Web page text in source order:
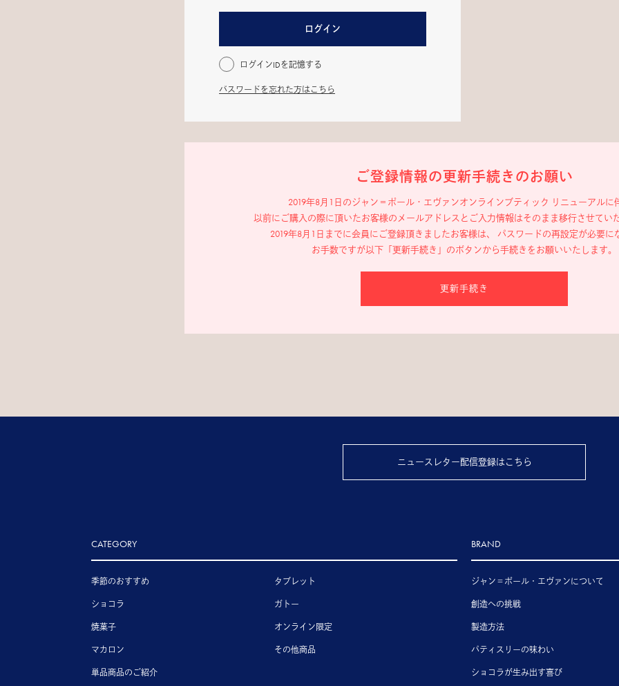
ログイン
ログインIDを記憶する
パスワードを忘れた方はこちら
ご登録情報の更新手続きのお願い
2019年8月1日のジャン＝ポール・エヴァンオンラインブティック リニューアルに
以前にご購入の際に頂いたお客様のメールアドレスと ご入力情報はそのまま移行させてい
2019年8月1日までに会員にご登録頂きましたお客様は、
パスワードの再設定が必要に
お手数ですが以下「更新手続き」のボタンから手続きをお願いいたします。
更新手続き
ニュースレター配信登録はこちら
CATEGORY
季節のおすすめ
ショコラ
焼菓子
マカロン
単品商品のご紹介
タブレット
ガトー
オンライン限定
その他商品
BRAND
ジャン＝ポール・エヴァンについて
創造への挑戦
製造方法
パティスリーの味わい
ショコラが生み出す喜び